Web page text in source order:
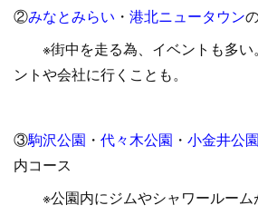
②みなとみらい ・ 港北ニュータウン
※街中を走る為、イベントも多い
ントや会社に行くことも。
③駒沢公園 ・ 代々木公園 ・ 小金井公園
内コース
※公園内にジムやシャワールーム